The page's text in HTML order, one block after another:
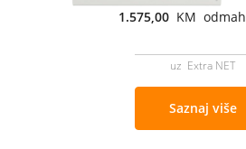
1.575,00 KM odmah
uz Extra NET
Saznaj više